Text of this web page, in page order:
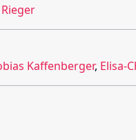
Kaffenberger, Elisa-